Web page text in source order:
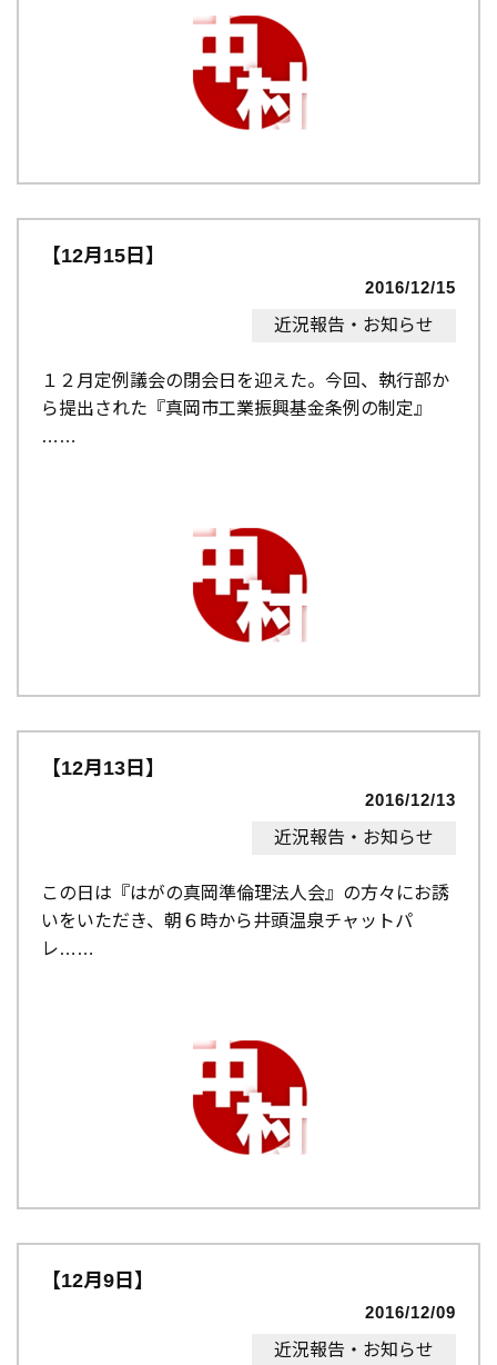
【12月15日】
2016/12/15
近況報告・お知らせ
１２月定例議会の閉会日を迎えた。今回、執行部か
ら提出された『真岡市工業振興基金条例の制定』
…
【12月13日】
2016/12/13
近況報告・お知らせ
この日は『はがの真岡準倫理法人会』の方々にお誘
いをいただき、朝６時から井頭温泉チャットパ
レ…
【12月9日】
2016/12/09
近況報告・お知らせ